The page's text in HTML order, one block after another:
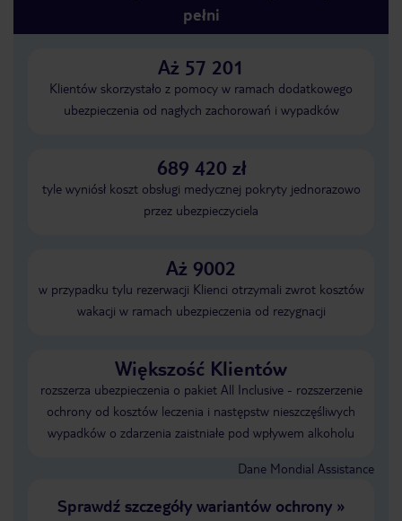
pełni
Aż 57 201
Klientów skorzystało z pomocy w ramach dodatkowego
ubezpieczenia od nagłych zachorowań i wypadków
689 420 zł
tyle wyniósł koszt obsługi medycznej pokryty jednorazowo
przez ubezpieczyciela
Aż 9002
w przypadku tylu rezerwacji Klienci otrzymali zwrot kosztów
wakacji w ramach ubezpieczenia od rezygnacji
Większość Klientów
rozszerza ubezpieczenia o pakiet All Inclusive - rozszerzenie
ochrony od kosztów leczenia i następstw nieszczęśliwych
wypadków o zdarzenia zaistniałe pod wpływem alkoholu
Dane Mondial Assistance
Sprawdź szczegóły wariantów ochrony»